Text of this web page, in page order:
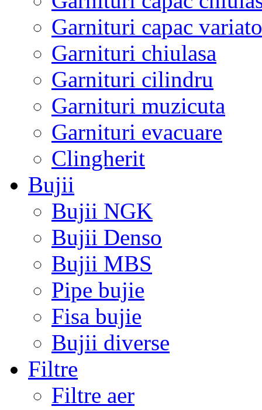
Garnituri capac
Garnituri chiulasa
Garnituri cilindru
Garnituri muzicuta
Garnituri evacuare
Clingherit
Bujii
Bujii NGK
Bujii Denso
Bujii MBS
Pipe bujie
Fisa bujie
Bujii diverse
Filtre
Filtre aer